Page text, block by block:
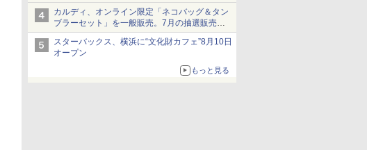
カルディ、オンライン限定「ネコバッグ＆タン
ブラーセット」を一般販売。7月の抽選販売の
当選無効分
スターバックス、横浜に“文化財カフェ”8月10日
オープン
もっと見る